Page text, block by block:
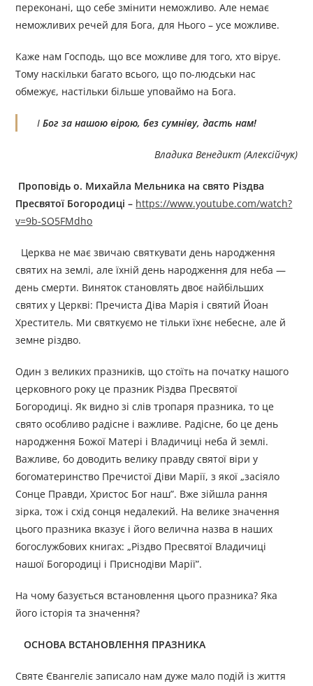
переконані, що себе змінити неможливо. Але немає
неможливих речей для Бога, для Нього – усе можливе.
Каже нам Господь, що все можливе для того, хто вірує.
Тому наскільки багато всього, що по-людськи нас
обмежує, настільки більше уповаймо на Бога.
ІБог за нашою вірою, без сумніву, дасть нам!
Владика Венедикт (Алексійчук)
Проповідь о. Михайла Мельника на свято Різдва
Пресвятої Богородиці – https://www.youtube.com/watch?
v=9b-SO5FMdho
Церква не має звичаю святкувати день народження
святих на землі, але їхній день народження для неба —
день смерти. Виняток становлять двоє найбільших
святих у Церкві: Пречиста Діва Марія і святий Йоан
Хреститель. Ми святкуємо не тільки їхнє небесне, але й
земне різдво.
Один з великих празників, що стоїть на початку нашого
церковного року це празник Різдва Пресвятої
Богородиці. Як видно зі слів тропаря празника, то це
свято особливо радісне і важливе. Радісне, бо це день
народження Божої Матері і Владичиці неба й землі.
Важливе, бо доводить велику правду святої віри у
богоматеринство Пречистої Діви Марії, з якої „засіяло
Сонце Правди, Христос Бог наш”. Вже зійшла рання
зірка, тож і схід сонця недалекий. На велике значення
цього празника вказує і його велична назва в наших
богослужбових книгах: „Різдво Пресвятої Владичиці
нашої Богородиці і Приснодіви Марії”.
На чому базується встановлення цього празника? Яка
його історія та значення?
ОСНОВА ВСТАНОВЛЕННЯ ПРАЗНИКА
Святе Євангеліє записало нам дуже мало подій із життя